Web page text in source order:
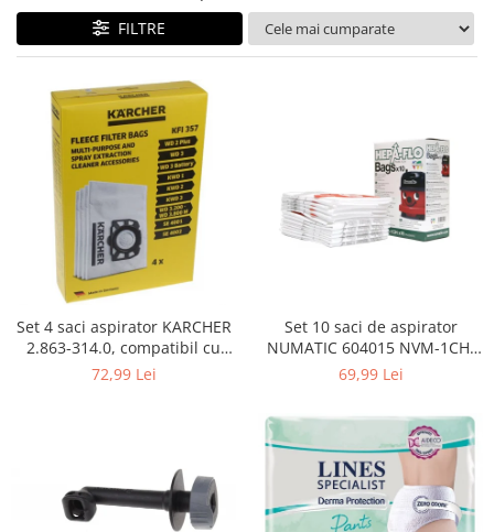
Curatenie si intretinere
Decoratiuni
Hobby-uri creative
Iluminat & Electrice
Jaluzele
Kit-uri automatizari porti si usi
Mobila dormitor
Mobila gradina & terasa
Mobila Living & Dining
Organizare si depozitare
Rafturi
Textile si covoare
Uscatoare rufe
FILTRE
Set 4 saci aspirator KARCHER
2.863-314.0, compatibil cu
WD, KWD, SE
72,99 Lei
Set 10 saci de aspirator
NUMATIC 604015 NVM-1CH,
9L
69,99 Lei